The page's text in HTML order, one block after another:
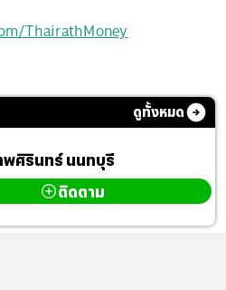
ThairathMoney
ดูทั้งหมด
พศิรินทร์ นนทบุรี
ติดตาม